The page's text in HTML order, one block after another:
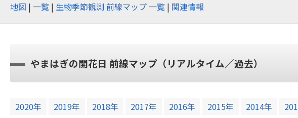
地図 | 一覧 | 生物季節観測 前線マップ 一覧 | 関連情報
やまはぎの開花日 前線マップ（リアルタイム／過去）
2020年 2019年 2018年 2017年 2016年 2015年 2014年